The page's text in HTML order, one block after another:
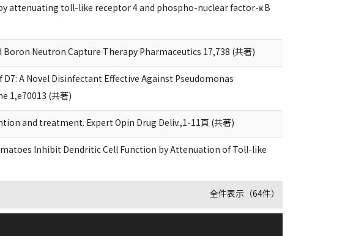
attenuating toll-like receptor 4 and phospho-nuclear factor-κB
Neutron Capture Therapy Pharmaceutics 17,738 (共著)
A Novel Disinfectant Effective Against Pseudomonas
1,e70013 (共著)
and treatment. Expert Opin Drug Deliv.,1-11頁 (共著)
Inhibit Dendritic Cell Function by Attenuation of Toll-like
全件表示（64件）